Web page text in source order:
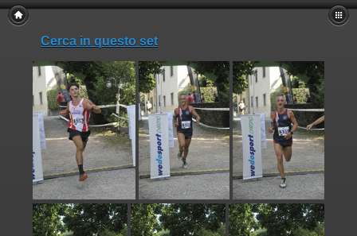
Cerca in questo set